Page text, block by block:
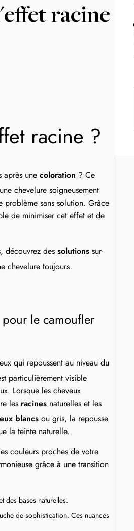
racine
racine ?
après une coloration ? Ce
chevelure soigneusement
sans solution. Grâce
de minimiser cet effet et de
découvrez des solutions sur-
chevelure toujours
pour le camoufler
qui repoussent au niveau du
particulièrement visible
Lorsque les cheveux
les racines naturelles et les
blancs ou gris, la repousse
la teinte naturelle.
couleurs proches de votre
grâce à une transition
des bases naturelles.
de sophistication. Ces nuances